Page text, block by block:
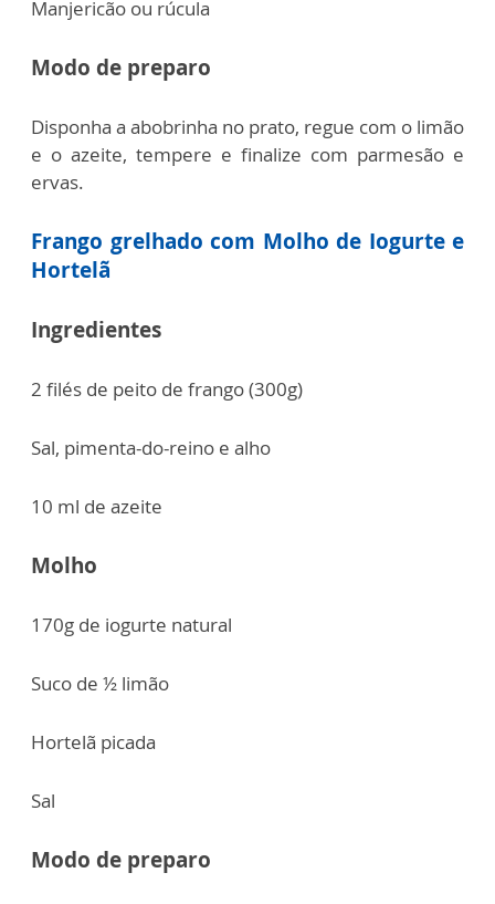
Manjericão ou rúcula
Modo de preparo
Disponha a abobrinha no prato, regue com o limão
e o azeite, tempere e finalize com parmesão e
ervas.
Frango grelhado com Molho de Iogurte e
Hortelã
Ingredientes
2 filés de peito de frango (300g)
Sal, pimenta-do-reino e alho
10 ml de azeite
Molho
170g de iogurte natural
Suco de ½ limão
Hortelã picada
Sal
Modo de preparo